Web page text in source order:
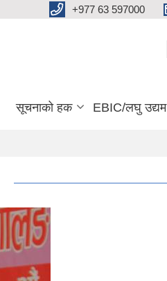
+977 63 597000
सूचनाको हक EBIC/लघु उद्यम